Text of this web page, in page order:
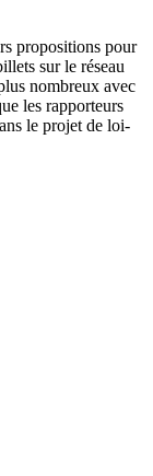
propositions pour
sur le réseau
nombreux avec
les rapporteurs
le projet de loi-